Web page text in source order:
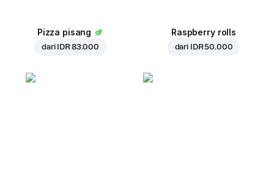
Pizza pisang
dari IDR 83.000
Raspberry rolls
dari IDR 50.000